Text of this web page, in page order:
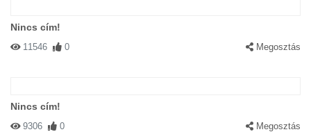
Nincs cím!
11546 0 Megosztás
Nincs cím!
9306 0 Megosztás